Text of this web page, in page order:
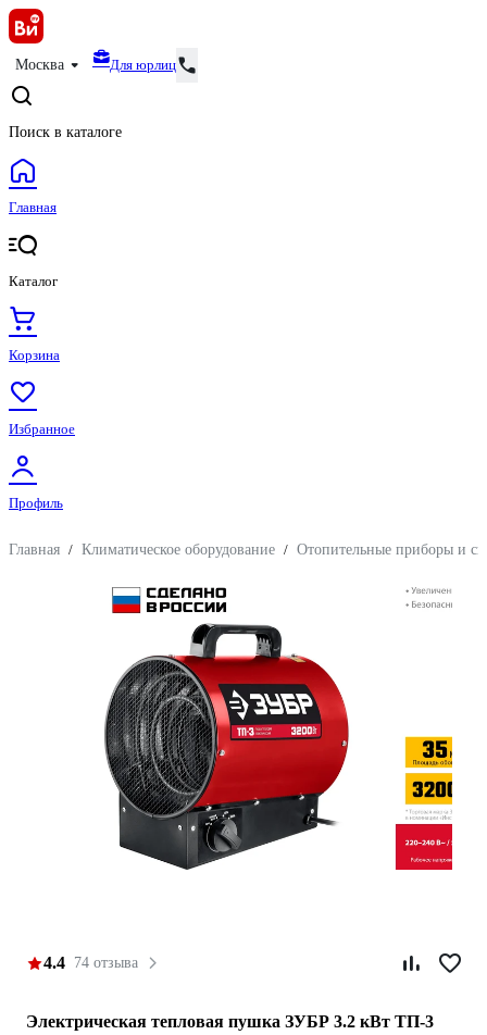
Москва Для юрлиц
Поиск в каталоге
Главная
Каталог
Корзина
Избранное
Профиль
Главная / Климатическое оборудование / Отопительные приборы и
4.4 74 отзыва
Электрическая тепловая пушка ЗУБР 3.2 кВт ТП-3